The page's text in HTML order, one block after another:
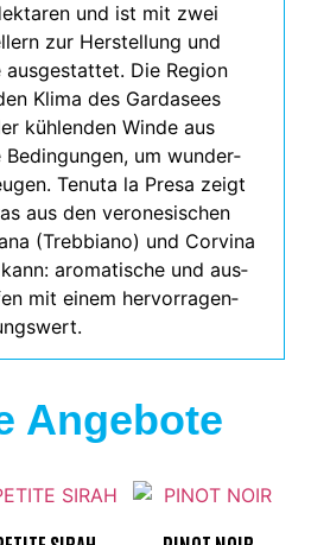
und ist mit zwei
zur Herstellung und
aus­ge­stat­tet. Die Region
Klima des Gardasees
küh­len­den Winde aus
um wun­der­
Tenuta la Presa zeigt
aus den vero­ne­si­schen
(Trebbiano) und Corvina
aro­ma­ti­sche und aus­
mit einem her­vor­ra­gen­
Angebote